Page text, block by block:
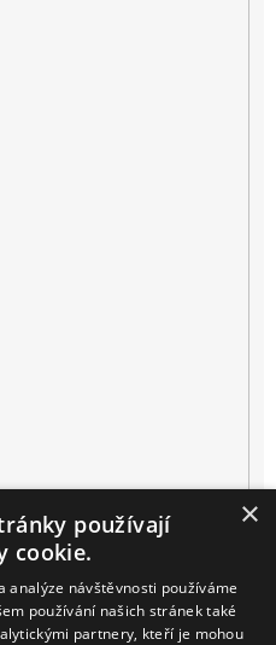
×
používají
cookie.
analýze návštěvnosti používáme
používání našich stránek také
partnery, kteří je mohou